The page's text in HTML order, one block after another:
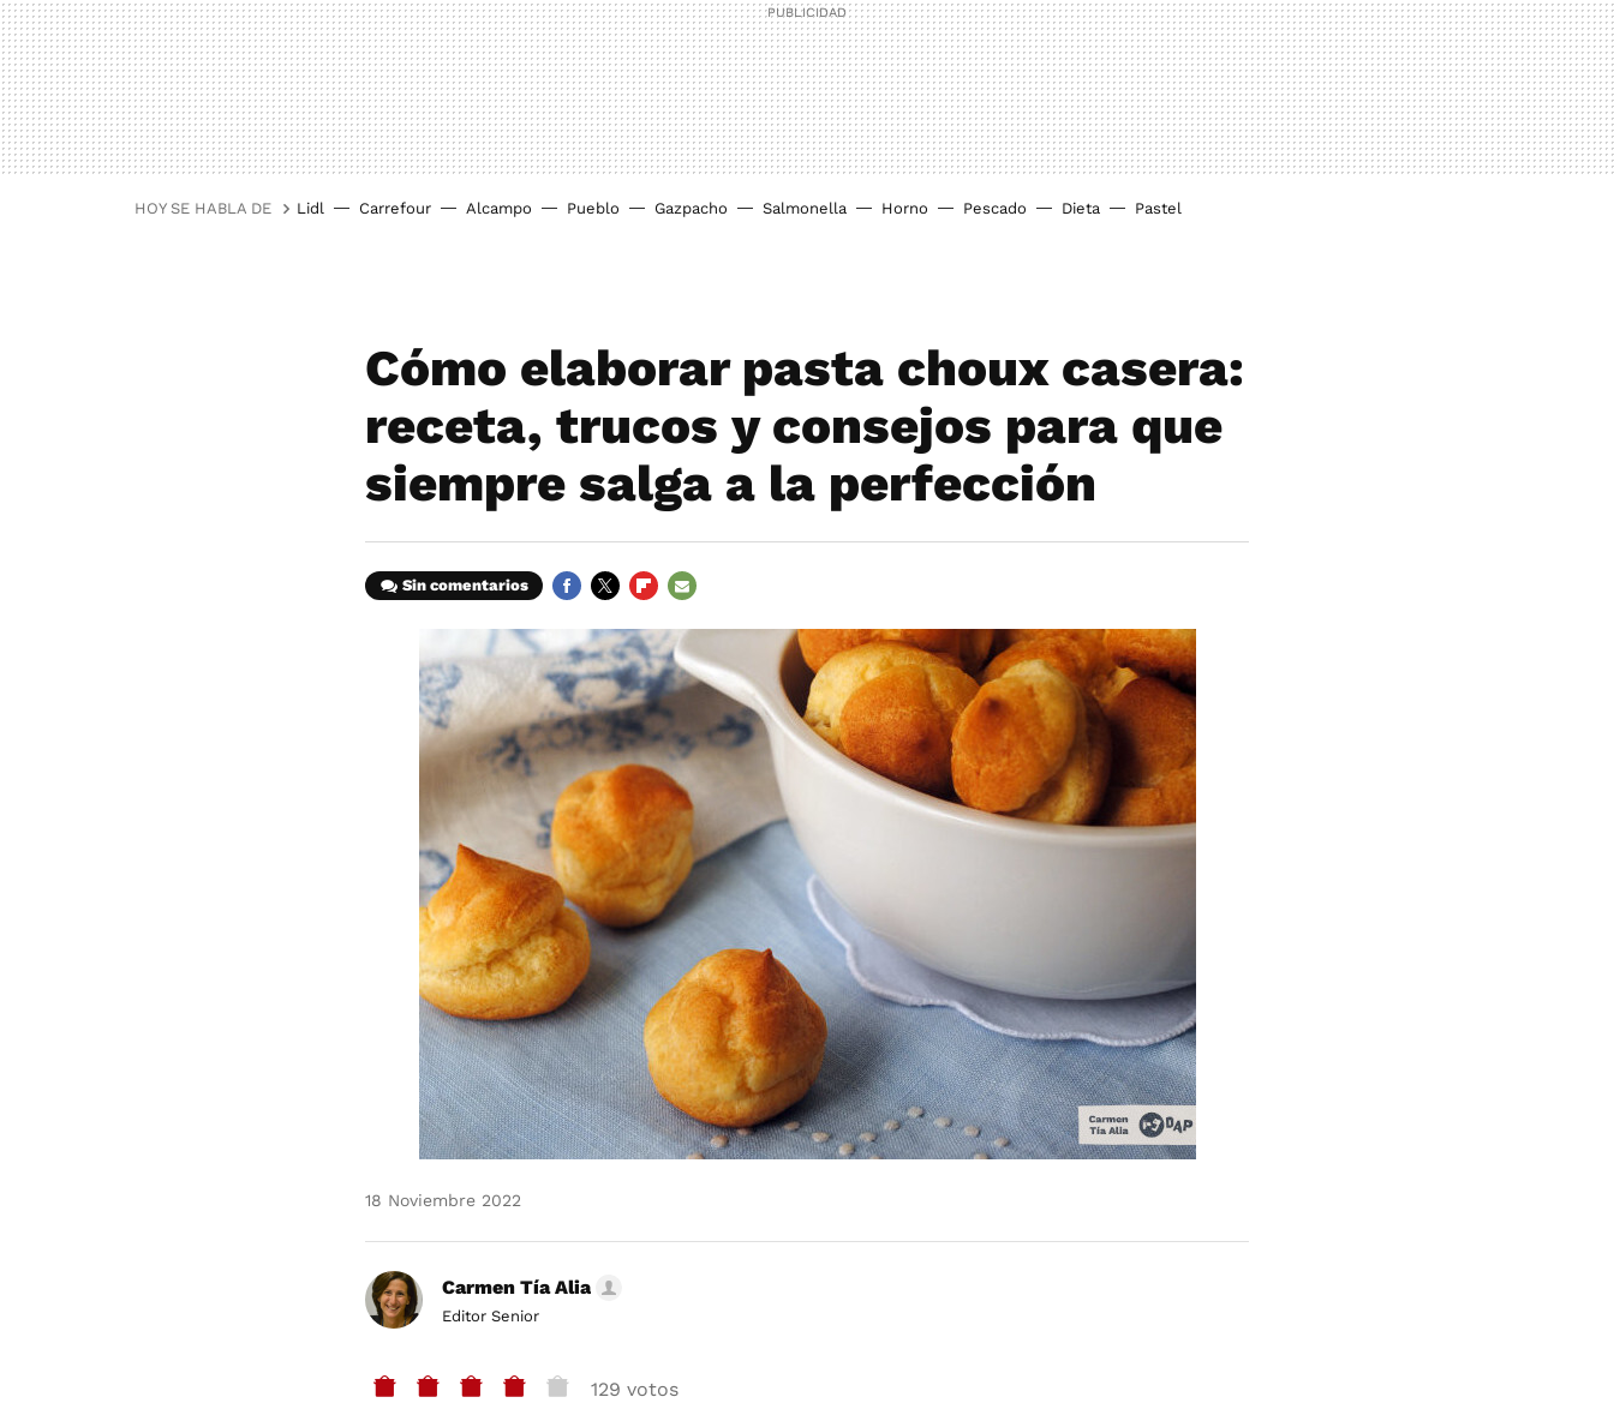
HOY SE HABLA DE Lidl Carrefour Alcampo Pueblo Gazpacho Salmonella Horno Pescado Dieta Pastel
Cómo elaborar pasta choux casera:
receta, trucos y consejos para que
siempre salga a la perfección
Sin comentarios
MAIL
18 Noviembre 2022
Carmen Tía Alia
Editor Senior
129 votos